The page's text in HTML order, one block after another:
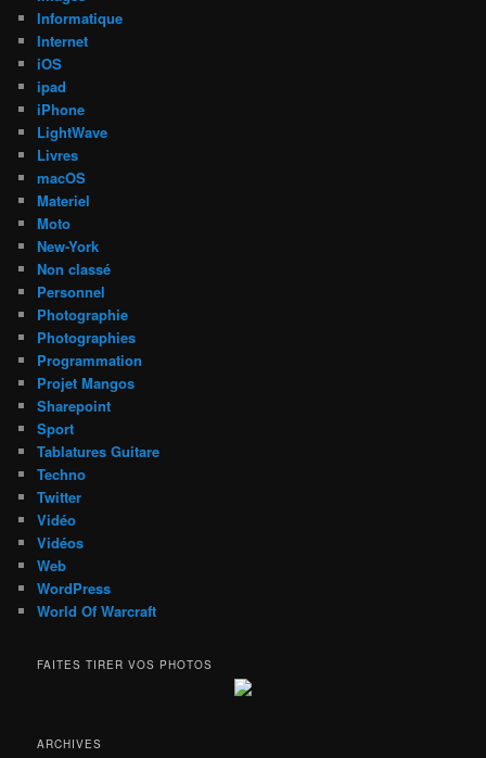
Informatique
Internet
iOS
ipad
iPhone
LightWave
Livres
macOS
Materiel
Moto
New-York
Non classé
Personnel
Photographie
Photographies
Programmation
Projet Mangos
Sharepoint
Sport
Tablatures Guitare
Techno
Twitter
Vidéo
Vidéos
Web
WordPress
World Of Warcraft
FAITES TIRER VOS PHOTOS
ARCHIVES